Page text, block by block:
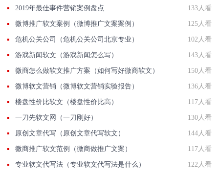
2019年最佳事件营销案例盘点 133人看
微博推广软文案例（微博推广文案案例） 125人看
危机公关公司（危机公关公司北京专业） 102人看
游戏新闻软文（游戏新闻怎么写） 143人看
微商怎么做软文推广方案（如何写好微商软文） 150人看
微博软文营销（微博软文营销实验报告） 136人看
楼盘性价比软文（楼盘性价比高） 117人看
一刀先软文网（一刀刚好） 130人看
原创文章代写（原创文章代写软文） 144人看
微商推广软文范例（微商做推广文案） 117人看
专业软文代写法（专业软文代写法是什么） 122人看